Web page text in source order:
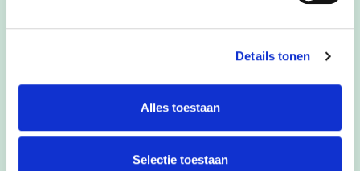
Details tonen
Alles toestaan
Selectie toestaan